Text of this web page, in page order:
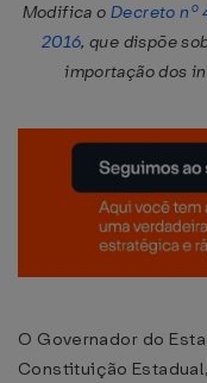
Modifica o Decreto nº
2016, que dispõe
importação dos
O Governador do
Constituição Estadual,